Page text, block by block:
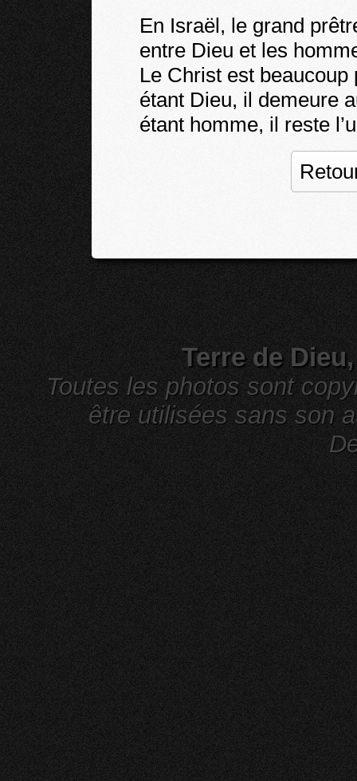
En Israël, le grand
entre Dieu et les
Le Christ est beaucoup
étant Dieu, il demeure
étant homme, il reste
Terre de
Toutes les photos sont
être utilisées sans son